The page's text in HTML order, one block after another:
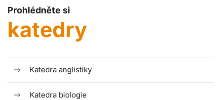
Prohlédněte si
katedry
Katedra anglistiky
Katedra biologie